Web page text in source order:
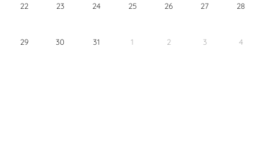
22 23 24 25 26 27 28
29 30 31 1 2 3 4